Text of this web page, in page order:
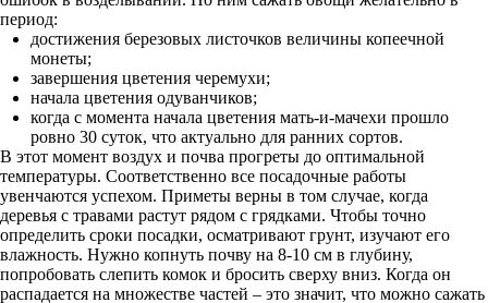
период:
достижения березовых листочков величины копеечной
монеты;
завершения цветения черемухи;
начала цветения одуванчиков;
когда с момента начала цветения мать-и-мачехи прошло
ровно 30 суток, что актуально для ранних сортов.
В этот момент воздух и почва прогреты до оптимальной
температуры. Соответственно все посадочные работы
увенчаются успехом. Приметы верны в том случае, когда
деревья с травами растут рядом с грядками. Чтобы точно
определить сроки посадки, осматривают грунт, изучают его
влажность. Нужно копнуть почву на 8-10 см в глубину,
попробовать слепить комок и бросить сверху вниз. Когда он
распадается на множестве частей – это значит, что можно сажать